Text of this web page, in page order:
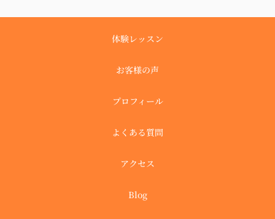
体験レッスン
お客様の声
プロフィール
よくある質問
アクセス
Blog